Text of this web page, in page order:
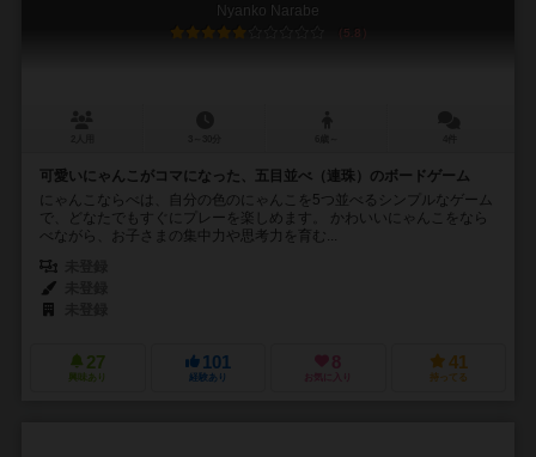
Nyanko Narabe
5.8
可愛いにゃんこがコマになった、五目並べ（連珠）のボードゲーム
にゃんこならべは、自分の色のにゃんこを5つ並べるシンプルなゲーム
で、どなたでもすぐにプレーを楽しめます。 かわいいにゃんこをなら
べながら、お子さまの集中力や思考力を育む...
27
興味あり
101
経験あり
8
お気に入り
41
持ってる